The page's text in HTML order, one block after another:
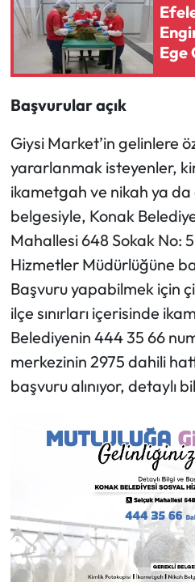
Ege
Başvurular açık
Giysi Market’in gelinlere
yararlanmak isteyenler,
ikametgah ve nikah ya
belgesiyle, Konak
Mahallesi 648 Sokak No:
Hizmetler Müdürlüğüne
Başvuru yapabilmek için
ilçe sınırları içerisinde
Belediyenin 444 35 66
merkezinin 2975 dahili
başvuru alınıyor, detaylı